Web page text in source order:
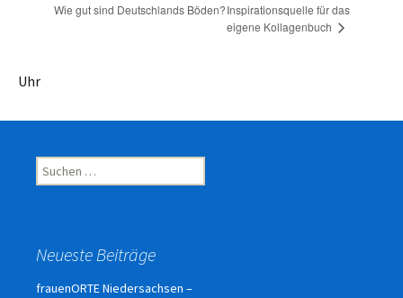
Wie gut sind Deutschlands Böden?Inspirationsquelle für das
eigene Kollagenbuch
Uhr
Suchen
nach:
Neueste Beiträge
frauenORTE Niedersachsen –